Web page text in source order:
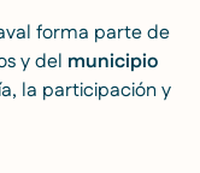
forma parte de
y del municipio
la participación y